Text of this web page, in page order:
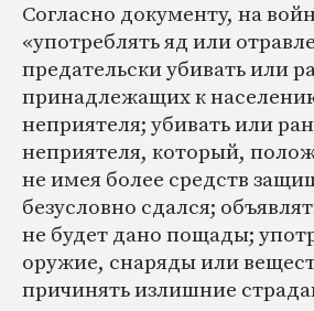
Согласно документу, на
«употреблять яд или
предательски убивать или
принадлежащих к
неприятеля; убивать или
неприятеля, который,
не имея более средств
безусловно сдался;
не будет дано пощады;
оружие, снаряды или
причинять излишние